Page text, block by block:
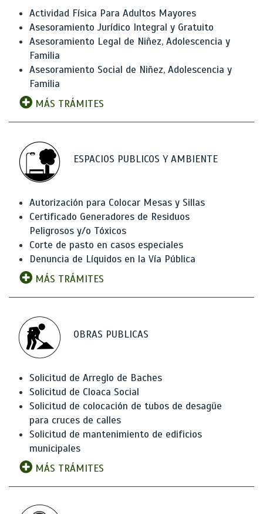
Actividad Física Para Adultos Mayores
Asesoramiento Jurídico Integral y Gratuito
Asesoramiento Legal de Niñez, Adolescencia y
Familia
Asesoramiento Social de Niñez, Adolescencia y
Familia
MÁS TRÁMITES
ESPACIOS PUBLICOS Y AMBIENTE
Autorización para Colocar Mesas y Sillas
Certificado Generadores de Residuos
Peligrosos y/o Tóxicos
Corte de pasto en casos especiales
Denuncia de Líquidos en la Vía Pública
MÁS TRÁMITES
OBRAS PUBLICAS
Solicitud de Arreglo de Baches
Solicitud de Cloaca Social
Solicitud de colocación de tubos de desagüe
para cruces de calles
Solicitud de mantenimiento de edificios
municipales
MÁS TRÁMITES